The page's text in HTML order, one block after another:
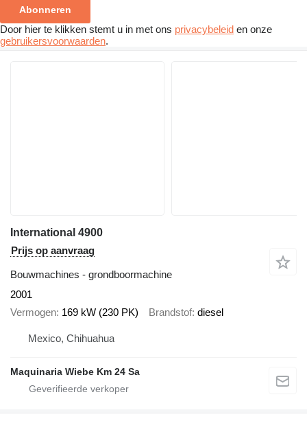
Abonneren
Door hier te klikken stemt u in met ons privacybeleid en onze
gebruikersvoorwaarden.
International 4900
Prijs op aanvraag
Bouwmachines - grondboormachine
2001
Vermogen 169 kW (230 PK) Brandstof diesel
Mexico, Chihuahua
Maquinaria Wiebe Km 24 Sa